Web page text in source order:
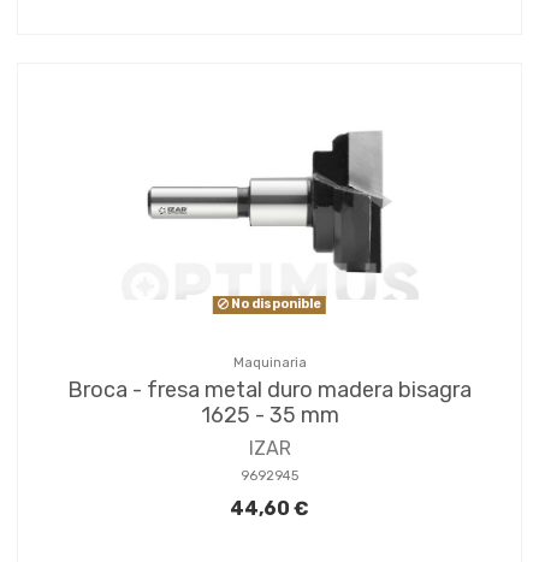
No disponible
Maquinaria
Broca - fresa metal duro madera bisagra
1625 - 35 mm
IZAR
9692945
44,60 €